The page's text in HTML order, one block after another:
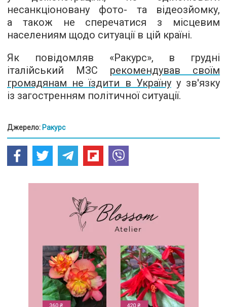
несанкціоновану фото- та відеозйомку,
а також не сперечатися з місцевим
населениям щодо ситуації в цій країні.
Як повідомляв «Ракурс», в грудні
італійський МЗС рекомендував своїм
громадянам не їздити в Українуу зв'язку
із загостренням політичної ситуації.
Джерело: Ракурс